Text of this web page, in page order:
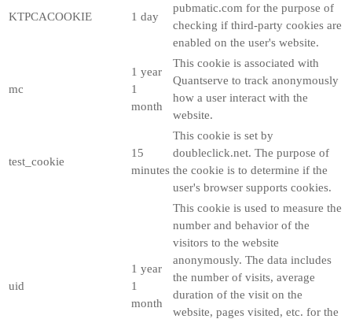
KTPCACOOKIE 1 day
pubmatic.com for the purpose of
checking if third-party cookies are
enabled on the user's website.
mc
1 year
1
month
This cookie is associated with
Quantserve to track anonymously
how a user interact with the
website.
test_cookie
15
minutes
This cookie is set by
doubleclick.net. The purpose of
the cookie is to determine if the
user's browser supports cookies.
uid
1 year
1
month
This cookie is used to measure the
number and behavior of the
visitors to the website
anonymously. The data includes
the number of visits, average
duration of the visit on the
website, pages visited, etc. for the